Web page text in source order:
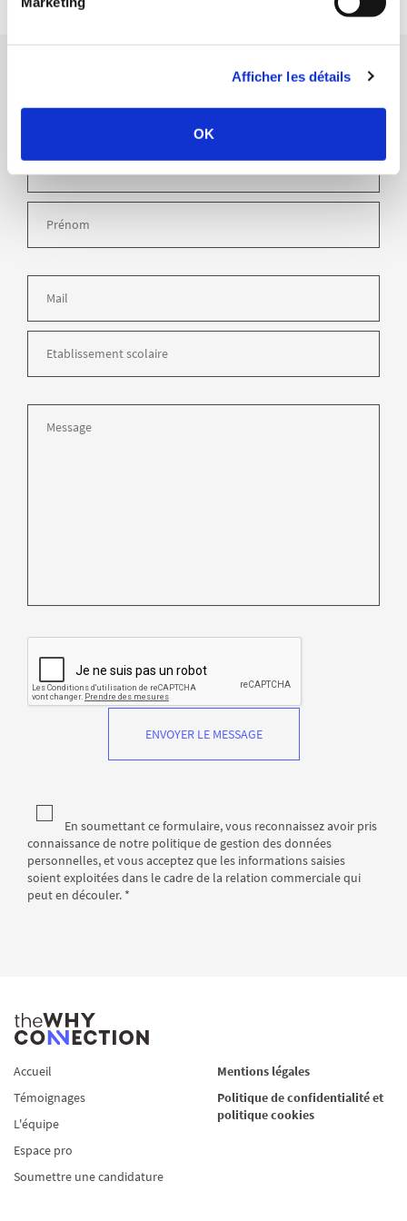
Afficher les détails
OK
ENVOYER LE MESSAGE
En soumettant ce formulaire, vous reconnaissez avoir pris
connaissance de notre politique de gestion des données
personnelles, et vous acceptez que les informations saisies
soient exploitées dans le cadre de la relation commerciale qui
peut en découler. *
Accueil
Témoignages
L'équipe
Espace pro
Soumettre une candidature
Mentions légales
Politique de confidentialité et
politique cookies